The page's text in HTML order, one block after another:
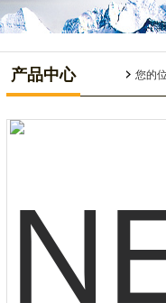
产品中心 您的